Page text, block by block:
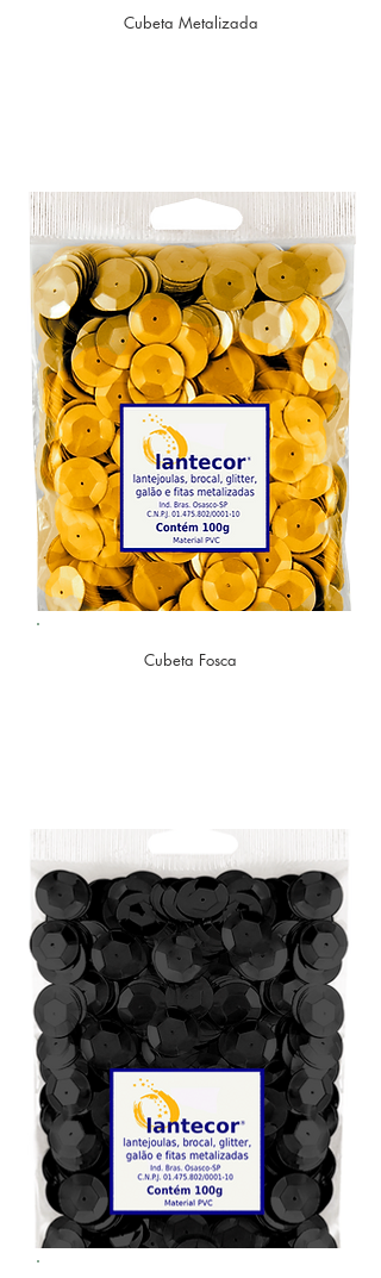
Cubeta Metalizada
Cubeta Fosca